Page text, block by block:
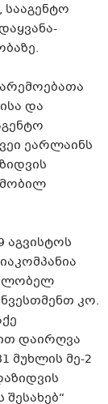
სააგენტო
და
ეარლაინს
აგვისტოს
კო.
დაირღვა
მუხლის მე-2